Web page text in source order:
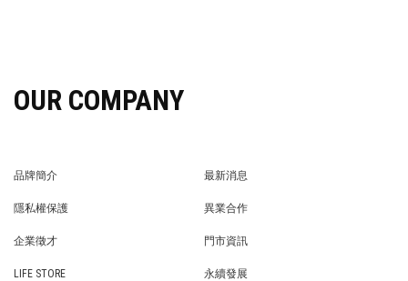
OUR COMPANY
品牌簡介
最新消息
隱私權保護
異業合作
企業徵才
門市資訊
LIFE STORE
永續發展